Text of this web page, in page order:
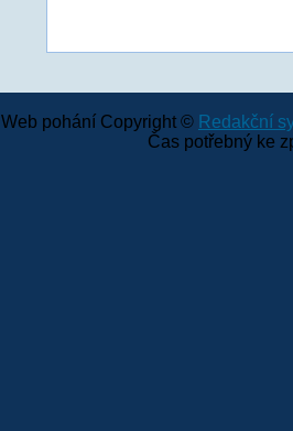
Web pohání Copyright © Redakční
Čas potřebný ke